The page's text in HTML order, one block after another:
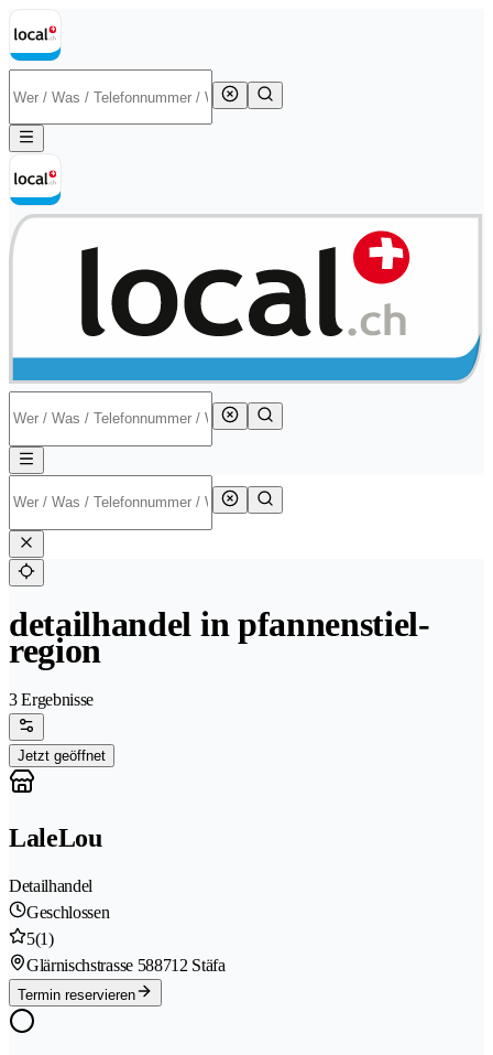
detailhandel in pfannenstiel-
region
3 Ergebnisse
Jetzt geöffnet
LaleLou
Detailhandel
Geschlossen
5(1)
Glärnischstrasse 588712 Stäfa
Termin reservieren